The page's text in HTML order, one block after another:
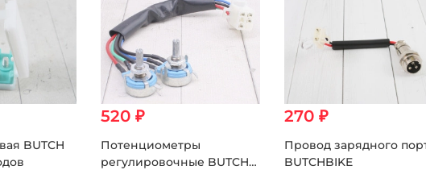
BUTCH
520 ₽
Потенциометры
регулировочные BUTCH
270 ₽
Провод зарядного
BUTCHBIKE